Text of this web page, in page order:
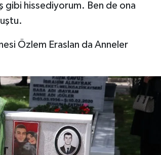
gibi hissediyorum. Ben de ona
Özlem Eraslan da Anneler